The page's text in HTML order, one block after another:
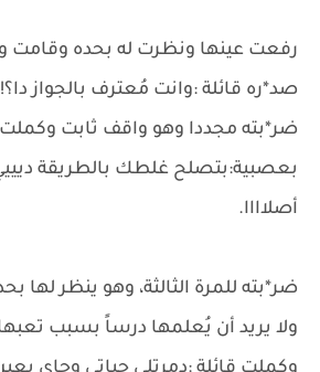
رفعت عينها ونظرت له بحده وقامت
صد*ره قائلة :وانت مُعترف بالجواز دا؟!
ضر*بته مجددا وهو واقف ثابت وكملت
بعصبية:بتصلح غلطك بالطريقة
أصلاااا.
ضر*بته للمرة الثالثة، وهو ينظر
ولا يريد أن يُعلمها درساً بسبب